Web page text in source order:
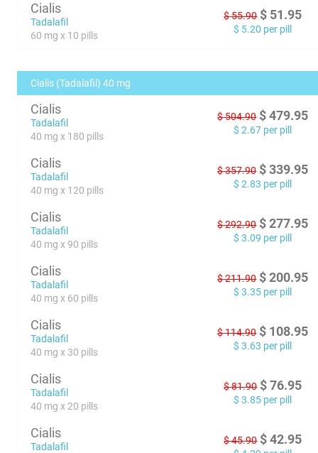
Cialis
Tadalafil
60 mg x 10 pills
$55.90 $ 51.95
$ 5.20 per pill
Cialis (Tadalafil) 40 mg
Cialis
Tadalafil
40 mg x 180 pills
$504.90 $ 479.95
$ 2.67 per pill
Cialis
Tadalafil
40 mg x 120 pills
$357.90 $ 339.95
$ 2.83 per pill
Cialis
Tadalafil
40 mg x 90 pills
$292.90 $ 277.95
$ 3.09 per pill
Cialis
Tadalafil
40 mg x 60 pills
$211.90 $ 200.95
$ 3.35 per pill
Cialis
Tadalafil
40 mg x 30 pills
$114.90 $ 108.95
$ 3.63 per pill
Cialis
Tadalafil
40 mg x 20 pills
$81.90 $ 76.95
$ 3.85 per pill
Cialis
Tadalafil
$45.90 $ 42.95